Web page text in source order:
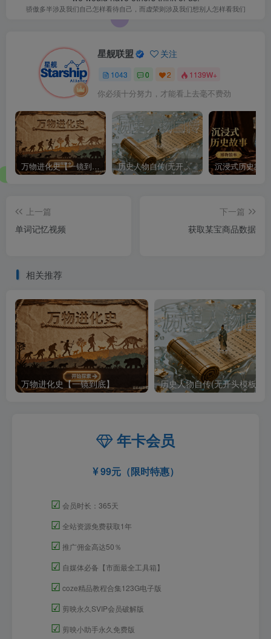
骄傲多半涉及我们自己怎样看待自己，而虚荣则涉及我们想别人怎样看我们
星舰联盟 关注
1043 0 2 1139W+
你必须十分努力，才能看上去毫不费劲
万物进化史【一镜到底】 历史人物自传(无开头模板)
上一篇
单词记忆视频
下一篇
获取某宝商品数据
相关推荐
万物进化史【一镜到底】 历史人物自传(无开头模板)
年卡会员
99元（限时特惠）
☑ 会员时长：365天
☑ 全站资源免费获取1年
☑ 推广佣金高达50％
☑ 自媒体必备【市面最全工具箱】
☑ coze精品教程合集123G电子版
☑ 剪映永久SVIP会员破解版
☑ 剪映小助手永久免费版